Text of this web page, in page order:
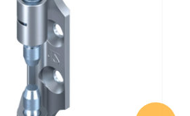
tehokkuutta?
Katso lisää >>